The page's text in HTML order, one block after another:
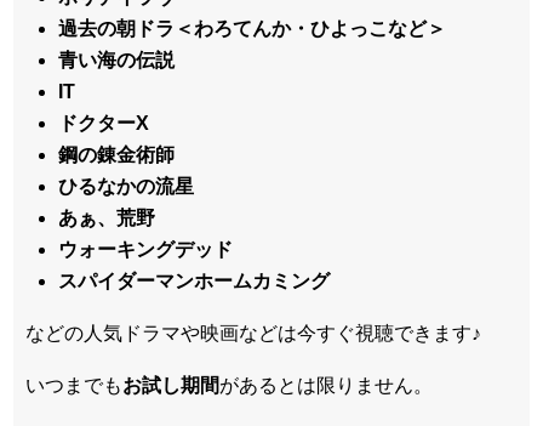
過去の朝ドラ＜わろてんか・ひよっこなど＞
青い海の伝説
IT
ドクターX
鋼の錬金術師
ひるなかの流星
あぁ、荒野
ウォーキングデッド
スパイダーマンホームカミング
などの人気ドラマや映画などは今すぐ視聴できます♪
いつまでもお試し期間があるとは限りません。